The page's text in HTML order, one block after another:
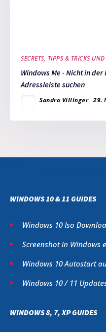
SECRETS, TIPPS & TRICKS
Windows Me - Nicht in
Adressleiste suchen
Sandro Villinger 29.
WINDOWS 10 & 11 GUIDES
Windows 10 Iso
Screenshot in Windows
Windows 10 Autostart
Windows 10 / 11
WINDOWS 8, 7, XP GUIDES